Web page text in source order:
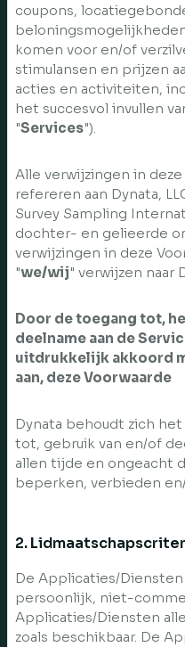
coupons,
komen voor en/of
stimulansen en prijzen
acties en activiteiten,
het succesvol invullen
"Services").
Alle verwijzingen in deze
refereren aan Dynata,
Survey Sampling
dochter- en gelieerde
verwijzingen in deze
"we/wij" verwijzen naar
Door de toegang tot,
deelname aan de
uitdrukkelijk akkoord
aan, deze Voorwaarde
Dynata behoudt zich
tot, gebruik van en/of
allen tijde en ongeacht
beperken, verbieden
2.
De Applicaties/
persoonlijk, niet-
Applicaties/Diensten
zoals beschikbaar. De